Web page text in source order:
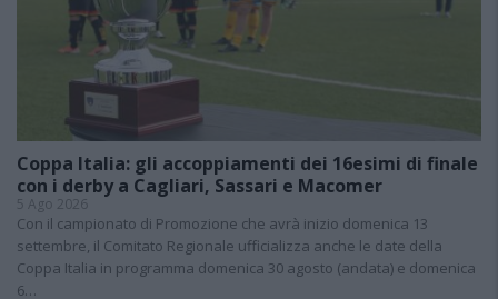
Coppa Italia: gli accoppiamenti dei 16esimi di finale
con i derby a Cagliari, Sassari e Macomer
5 Ago 2026
Con il campionato di Promozione che avrà inizio domenica 13
settembre, il Comitato Regionale ufficializza anche le date della
Coppa Italia in programma domenica 30 agosto (andata) e domenica
6…